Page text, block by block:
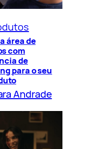
área de
com
de
para o seu
Andrade